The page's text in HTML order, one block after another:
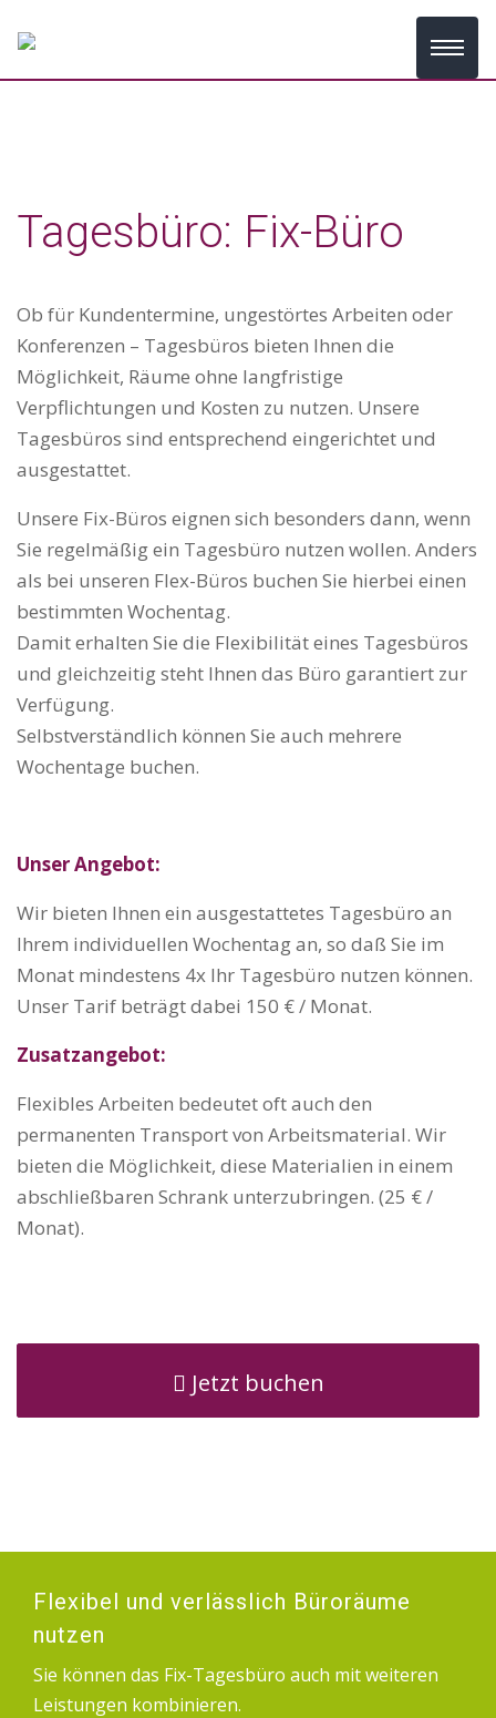
Tagesbüro: Fix-Büro
Ob für Kundentermine, ungestörtes Arbeiten oder
Konferenzen – Tagesbüros bieten Ihnen die
Möglichkeit, Räume ohne langfristige
Verpflichtungen und Kosten zu nutzen. Unsere
Tagesbüros sind entsprechend eingerichtet und
ausgestattet.
Unsere Fix-Büros eignen sich besonders dann, wenn
Sie regelmäßig ein Tagesbüro nutzen wollen. Anders
als bei unseren Flex-Büros buchen Sie hierbei einen
bestimmten Wochentag.
Damit erhalten Sie die Flexibilität eines Tagesbüros
und gleichzeitig steht Ihnen das Büro garantiert zur
Verfügung.
Selbstverständlich können Sie auch mehrere
Wochentage buchen.
Unser Angebot:
Wir bieten Ihnen ein ausgestattetes Tagesbüro an
Ihrem individuellen Wochentag an, so daß Sie im
Monat mindestens 4x Ihr Tagesbüro nutzen können.
Unser Tarif beträgt dabei 150 € / Monat.
Zusatzangebot:
Flexibles Arbeiten bedeutet oft auch den
permanenten Transport von Arbeitsmaterial. Wir
bieten die Möglichkeit, diese Materialien in einem
abschließbaren Schrank unterzubringen. (25 € /
Monat).
Jetzt buchen
Flexibel und verlässlich Büroräume
nutzen
Sie können das Fix-Tagesbüro auch mit weiteren
Leistungen kombinieren.